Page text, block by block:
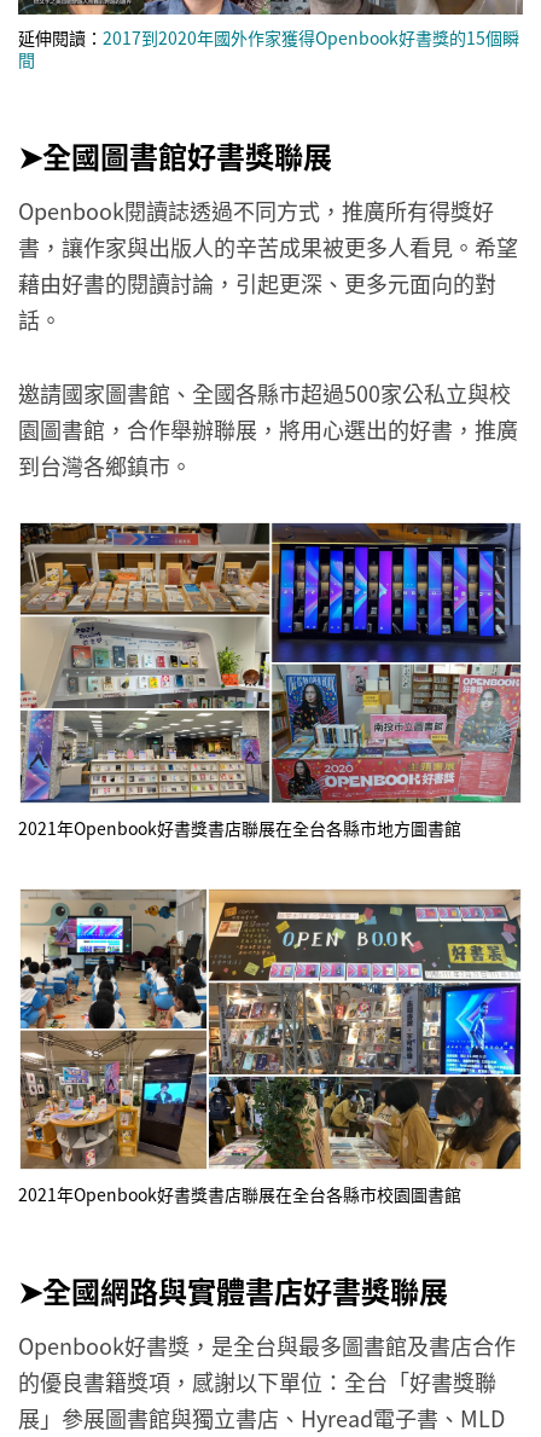
延伸閱讀： 2017到2020年國外作家獲得Openbook好書獎的15個瞬
間
➤全國圖書館好書獎聯展
Openbook閱讀誌透過不同方式，推廣所有得獎好
書，讓作家與出版人的辛苦成果被更多人看見。希望
藉由好書的閱讀討論，引起更深、更多元面向的對
話。
邀請國家圖書館、全國各縣市超過500家公私立與校
園圖書館，合作舉辦聯展，將用心選出的好書，推廣
到台灣各鄉鎮市。
2021年Openbook好書獎書店聯展在全台各縣市地方圖書館
2021年Openbook好書獎書店聯展在全台各縣市校園圖書館
➤全國網路與實體書店好書獎聯展
Openbook好書獎，是全台與最多圖書館及書店合作
的優良書籍獎項，感謝以下單位：全台「好書獎聯
展」參展圖書館與獨立書店、Hyread電子書、MLD